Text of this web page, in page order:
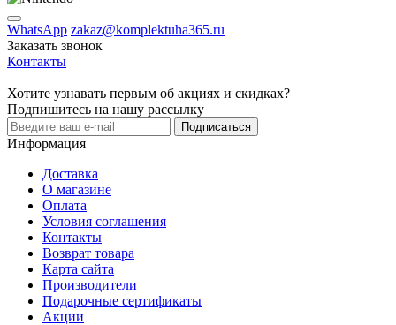
WhatsApp zakaz@komplektuha365.ru
Заказать звонок
Контакты
Хотите узнавать первым об акциях и скидках?
Подпишитесь на нашу рассылку
Подписаться
Информация
Доставка
О магазине
Оплата
Условия соглашения
Контакты
Возврат товара
Карта сайта
Производители
Подарочные сертификаты
Акции